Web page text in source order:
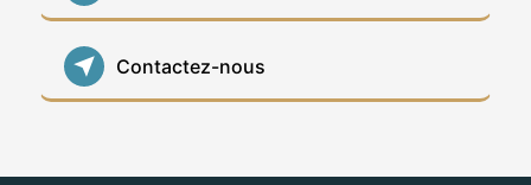
Contactez-nous